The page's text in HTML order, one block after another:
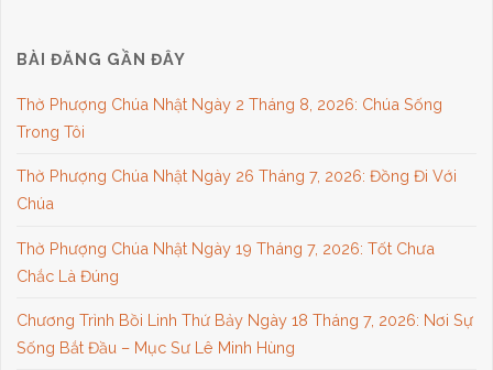
BÀI ĐĂNG GẦN ĐÂY
Thờ Phượng Chúa Nhật Ngày 2 Tháng 8, 2026: Chúa Sống
Trong Tôi
Thờ Phượng Chúa Nhật Ngày 26 Tháng 7, 2026: Đồng Đi Với
Chúa
Thờ Phượng Chúa Nhật Ngày 19 Tháng 7, 2026: Tốt Chưa
Chắc Là Đúng
Chương Trình Bồi Linh Thứ Bảy Ngày 18 Tháng 7, 2026: Nơi Sự
Sống Bắt Đầu – Mục Sư Lê Minh Hùng